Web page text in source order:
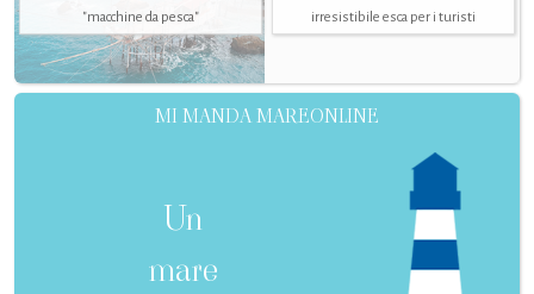
"macchine da pesca"
irresistibile esca per i turisti
MI MANDA MAREONLINE
Un
mare